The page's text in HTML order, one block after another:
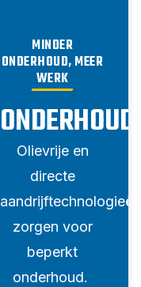
MINDER
ONDERHOUD, MEER
WERK
Olievrije en
directe
aandrijftechnologieën
zorgen voor
beperkt
onderhoud.